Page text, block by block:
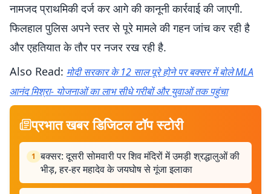
नामजद प्राथमिकी दर्ज कर आगे की कानूनी कार्रवाई की जाएगी.
फिलहाल पुलिस अपने स्तर से पूरे मामले की गहन जांच कर रही है
और एहतियात के तौर पर नजर रख रही है.
Also Read: मोदी सरकार के 12 साल पूरे होने पर बक्सर में बोले MLA
आनंद मिश्रा- योजनाओं का लाभ सीधे गरीबों और युवाओं तक पहुंचा
प्रभात खबर डिजिटल टॉप स्टोरी
1 बक्सर: दूसरी सोमवारी पर शिव मंदिरों में उमड़ी श्रद्धालुओं की
भीड़, हर-हर महादेव के जयघोष से गूंजा इलाका